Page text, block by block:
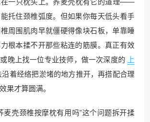
托住颈椎弧度。但如果你每天低头看手
周围肌肉早就僵硬得像块石板，单靠睡
根本揉不开那些粘连的筋膜。真正有效
晚上找一位专业技师，做一次深度的 上
沿着经络把淤堵的地方推开，再搭配合理
果才算圆满。
麦壳颈椎按摩枕有用吗”这个问题拆开揉